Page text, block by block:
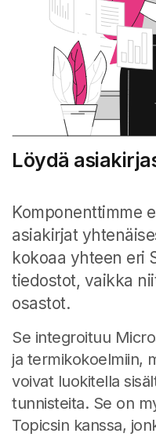
Löydä
Komponenttimme
asiakirjat
kokoaa yhteen eri
tiedostot, vaikka
osastot.
Se integroituu
ja termikokoelmiin,
voivat luokitella
tunnisteita. Se on
Topicsin kanssa,